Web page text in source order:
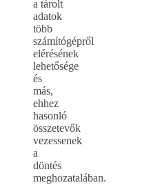
a tárolt
adatok
több
számítógépről
elérésének
lehetősége
és
más,
ehhez
hasonló
összetevők
vezessenek
a
döntés
meghozatalában.